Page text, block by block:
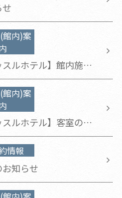
館内)案
スルホテル】館内施設
のお知らせ
館内)案
スルホテル】客室の一
情報
知らせ